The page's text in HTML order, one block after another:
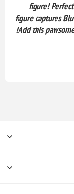
figure!
figure captures
Add this